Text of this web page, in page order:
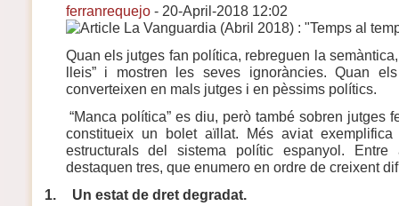
ferranrequejo- 20-April-2018 12:02
Quan els jutges fan política, rebreguen la
lleis” i mostren les seves ignoràncies. Quan
converteixen en mals jutges i en pèssims polítics.
“Manca política” es diu, però també sobren jutges
constitueix un bolet aïllat. Més aviat
estructurals del sistema polític espanyol. Entre
destaquen tres, que enumero en ordre de creixent
1.
Un estat de dret degradat.